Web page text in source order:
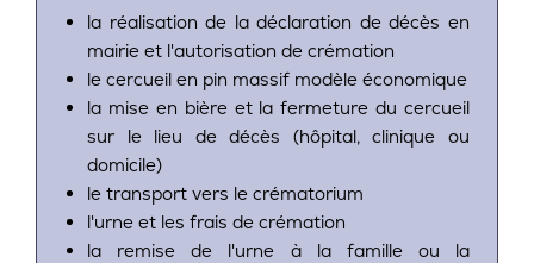
la réalisation de la déclaration de décès en
mairie et l'autorisation de crémation
le cercueil en pin massif modèle économique
la mise en bière et la fermeture du cercueil
sur le lieu de décès (hôpital, clinique ou
domicile)
le transport vers le crématorium
l'urne et les frais de crémation
la remise de l'urne à la famille ou la